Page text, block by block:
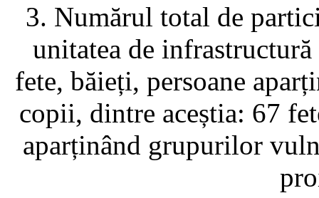
3. Numărul total de
unitatea de
fete, băieți, persoane
copii, dintre aceștia: 67
aparținând grupurilor